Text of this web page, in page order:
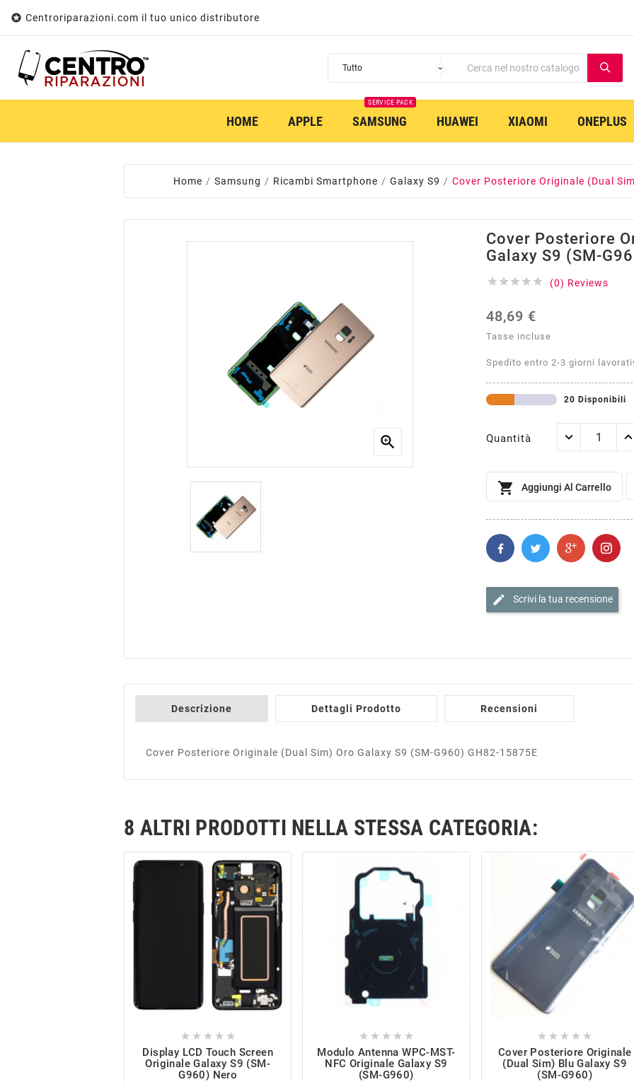
 Centroriparazioni.com il tuo unico distributore
HOME APPLE SAMSUNG
SERVICE PACK
HUAWEI XIAOMI ONEPLUS
Home Samsung Ricambi Smartphone Galaxy S9 Cover Posteriore Originale (Dual

Cover Posteriore
Galaxy S9 (SM-
     (0) Reviews
48,69 €
Tasse incluse
Spedito entro 2-3 giorni
20 Disponibili
Quantità
 Aggiungi Al Carrello
edit Scrivi la tua recensione
Descrizione Dettagli Prodotto Recensioni
Cover Posteriore Originale (Dual Sim) Oro Galaxy S9 (SM-G960) GH82-15875E
8 ALTRI PRODOTTI NELLA STESSA CATEGORIA:
    
Display LCD Touch Screen
Originale Galaxy S9 (SM-
G960) Nero
    
Modulo Antenna WPC-MST-
NFC Originale Galaxy S9
(SM-G960)
    
Cover Posteriore Originale
(Dual Sim) Blu Galaxy S9
(SM-G960)